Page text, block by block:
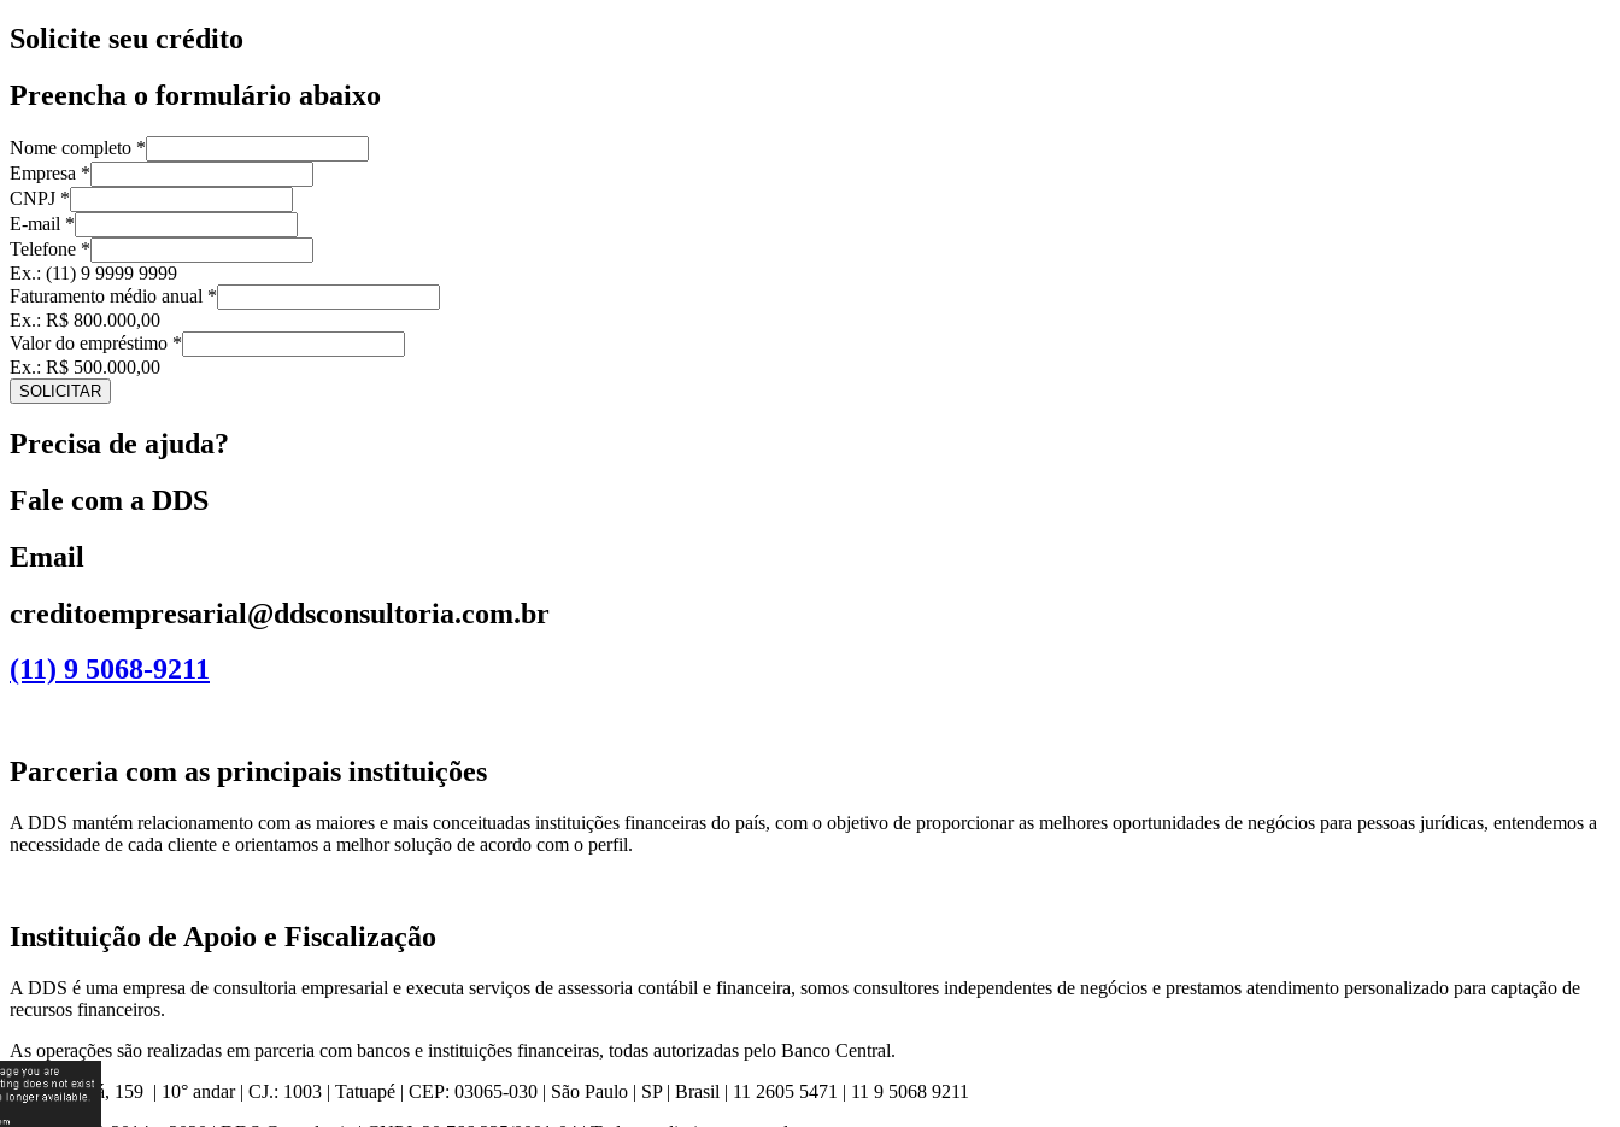
Solicite seu crédito
Preencha o formulário abaixo
Nome completo *
Empresa *
CNPJ *
E-mail *
Telefone *
Ex.: (11) 9 9999 9999
Faturamento médio anual *
Ex.: R$ 800.000,00
Valor do empréstimo *
Ex.: R$ 500.000,00
SOLICITAR
Precisa de ajuda?
Fale com a DDS
Email
creditoempresarial@ddsconsultoria.com.br
(11) 9 5068-9211
Parceria com as principais instituições
A DDS mantém relacionamento com as maiores e mais conceituadas instituições financeiras do país, com o objetivo de proporcionar as melhores oportunidades de negócios para pessoas jurídicas, entendemos a
necessidade de cada cliente e orientamos a melhor solução de acordo com o perfil.
Instituição de Apoio e Fiscalização
A DDS é uma empresa de consultoria empresarial e executa serviços de assessoria contábil e financeira, somos consultores independentes de negócios e prestamos atendimento personalizado para captação de
recursos financeiros.
As operações são realizadas em parceria com bancos e instituições financeiras, todas autorizadas pelo Banco Central.
Rua Catiguá, 159 | 10° andar | CJ.: 1003 | Tatuapé | CEP: 03065-030 | São Paulo | SP | Brasil | 11 2605 5471 | 11 9 5068 9211